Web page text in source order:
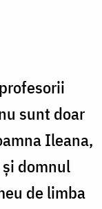
sunt doar
Ileana,
domnul
de limba